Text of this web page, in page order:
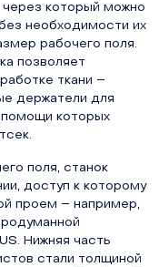
который можно
необходимости их
рабочего поля.
позволяет
ткани –
держатели для
помощи которых
поля, станок
доступ к которому
проем – например,
Нижняя часть
стали толщиной